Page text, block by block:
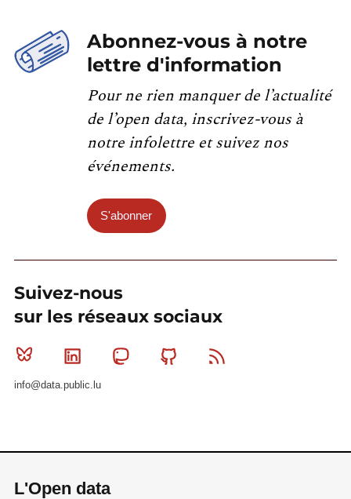
Abonnez-vous à notre
lettre d'information
Pour ne rien manquer de l’actualité
de l’open data, inscrivez-vous à
notre infolettre et suivez nos
événements.
S'abonner
Suivez-nous
sur les réseaux sociaux
Bluesky Linkedin MastodonGithub
info@data.public.lu
L'Open data